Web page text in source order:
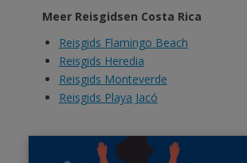
Meer Reisgidsen Costa Rica
Reisgids Flamingo Beach
Reisgids Heredia
Reisgids Monteverde
Reisgids Playa Jacó